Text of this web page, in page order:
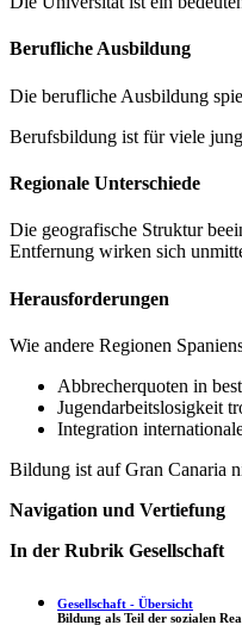
Berufliche Ausbildung
Die berufliche Ausbildung
Berufsbildung ist für viele
Regionale Unterschiede
Die geografische Struktur
Entfernung wirken sich
Herausforderungen
Wie andere Regionen
Abbrecherquoten in
Jugendarbeitslosigkeit
Integration
Bildung ist auf Gran Canaria
Navigation und Vertiefung
In der Rubrik Gesellschaft
Gesellschaft - Übersicht
Bildung als Teil der sozialen